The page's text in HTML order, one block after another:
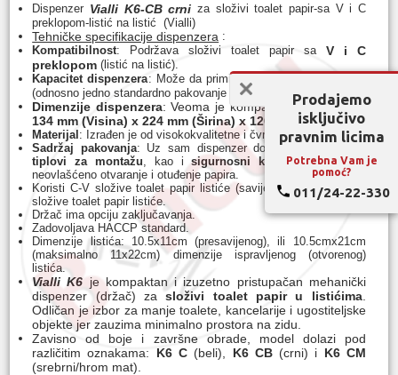
Dispenzer Vialli K6-CB crni za složivi toalet papir-sa V i C
preklopom-listić na listić (Vialli)
Tehničke specifikacije dispenzera :
Kompatibilnost: Podržava složivi toalet papir sa V i C
preklopom (listić na listić).
Kapacitet dispenzera: Može da primiod 300 do 400 listića
(odnosno jedno standardno pakovanje papira).
Dimenzije dispenzera: Veoma je kompaktan, sa merama
134 mm (Visina) x 224 mm (Širina) x 120 mm (Dubina).
Materijal: Izrađen je od visokokvalitetne i čvrsteABS plastike.
Sadržaj pakovanja: Uz sam dispenzer dobijaju se
tiplovi za montažu , kao isigurnosni ključkoji sprečava
neovlašćeno otvaranje i otuđenje papira.
Koristi C-V složive toalet papir listiće (savijene na pola) ili C-Z
složive toalet papir listiće.
Držač ima opciju zaključavanja.
Zadovoljava HACCP standard.
Dimenzije listića: 10.5x11cm (presavijenog), ili 10.5cmx21cm
(maksimalno 11x22cm) dimenzije ispravljenog (otvorenog)
listića.
Vialli K6 je kompaktan i izuzetno pristupačan mehanički
dispenzer (držač) zasloživi toalet papir u listićima.
Odličan je izbor za manje toalete, kancelarije i ugostiteljske
objekte jer zauzima minimalno prostora na zidu.
Zavisno od boje i završne obrade, model dolazi pod
različitim oznakama: K6 C (beli), K6 CB(crni) i K6 CM
(srebrni/hrom mat).
Prodajemo
isključivo
pravnim licima
Potrebna Vam je
pomoć?
011/24-22-330